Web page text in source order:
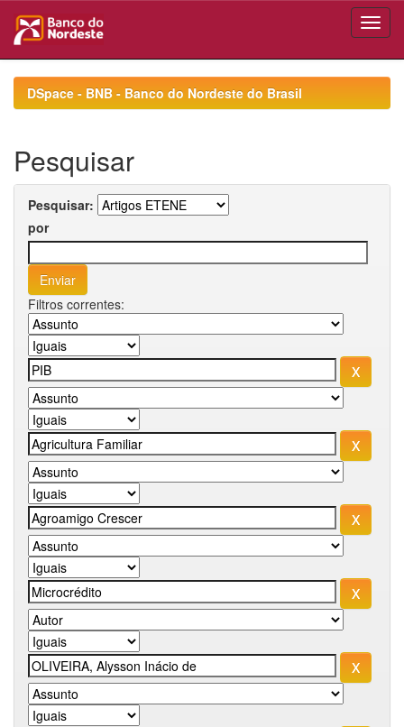
navigationDSpace - BNB - Banco do Nordeste do Brasil
Pesquisar
Pesquisar:
por
Filtros correntes: